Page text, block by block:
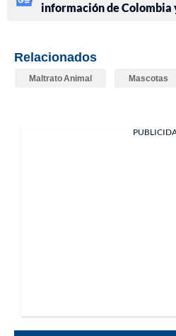
información de Colombia
Relacionados
Maltrato Animal Mascotas